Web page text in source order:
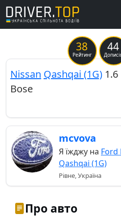
38
Рейтинг
44
Previous
Nissan Qashqai (1G)
Bose
mcvova
Я їжджу на Ford
Qashqai (1G)
Рівне, Україна
Про авто